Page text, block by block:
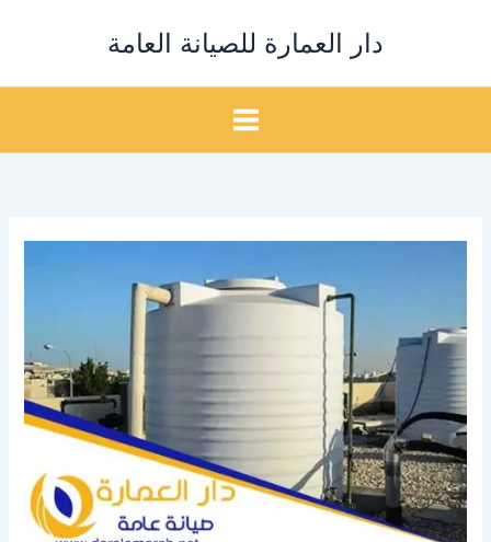
دار العمارة للصيانة العامة